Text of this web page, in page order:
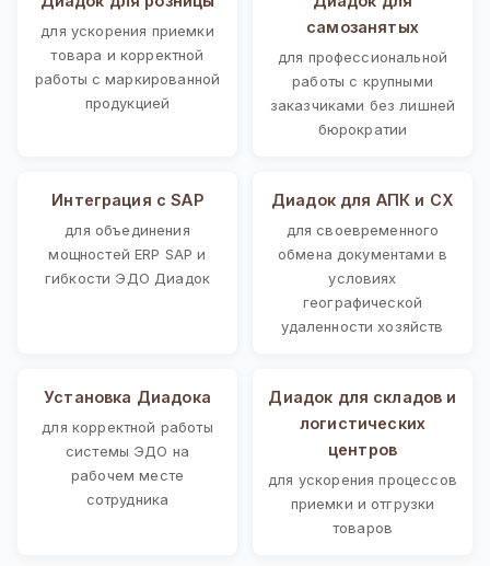
для ускорения приемки
товара и корректной
работы с маркированной
продукцией
самозанятых
для профессиональной
работы с крупными
заказчиками без лишней
бюрократии
Интеграция с SAP
для объединения
мощностей ERP SAP и
гибкости ЭДО Диадок
Диадок для АПК и СХ
для своевременного
обмена документами в
условиях
географической
удаленности хозяйств
Установка Диадока
для корректной работы
системы ЭДО на
рабочем месте
сотрудника
Диадок для складов и
логистических
центров
для ускорения процессов
приемки и отгрузки
товаров